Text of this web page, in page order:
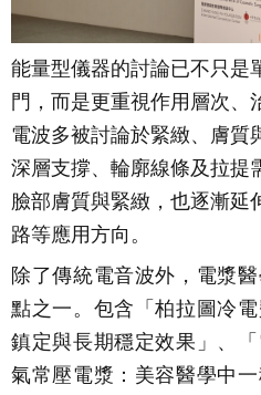
能量型儀器的討論已不只是
門，而是更重視作用層次、
電波多被討論於緊緻、膚質
深層支撐、輪廓線條及拉提
臉部膚質與緊緻，也逐漸延
路等應用方向。
除了傳統電音波外，電漿
點之一。包含「柏拉圖冷
鎮定與長期穩定效果」、
氣常壓電漿：美容醫學中